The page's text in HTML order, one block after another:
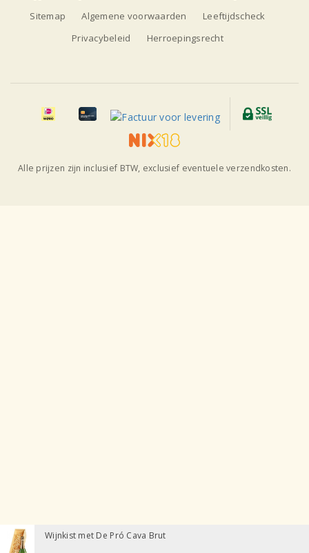
Wijnkist met De Pró Cava Brut
Sitemap
Algemene voorwaarden
Leeftijdscheck
Privacybeleid
Herroepingsrecht
Alle prijzen zijn inclusief BTW, exclusief eventuele verzendkosten.